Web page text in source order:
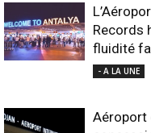
Records
fluidité
- A LA UNE
Aéroport